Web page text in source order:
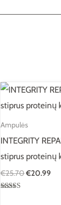
Ampulės
INTEGRITY
stiprus proteinų
€25.70
Original
price
was:
€20.99
is: